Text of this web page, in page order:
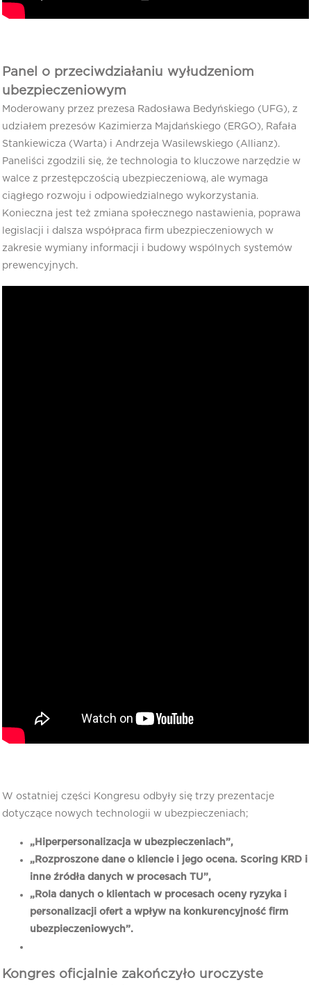
Panel o przeciwdziałaniu wyłudzeniom
ubezpieczeniowym
Moderowany przez prezesa Radosława Bedyńskiego (UFG), z
udziałem prezesów Kazimierza Majdańskiego (ERGO), Rafała
Stankiewicza (Warta) i Andrzeja Wasilewskiego (Allianz).
Paneliści zgodzili się, że technologia to kluczowe narzędzie w
walce z przestępczością ubezpieczeniową, ale wymaga
ciągłego rozwoju i odpowiedzialnego wykorzystania.
Konieczna jest też zmiana społecznego nastawienia, poprawa
legislacji i dalsza współpraca firm ubezpieczeniowych w
zakresie wymiany informacji i budowy wspólnych systemów
prewencyjnych.
W ostatniej części Kongresu odbyły się trzy prezentacje
dotyczące nowych technologii w ubezpieczeniach;
„Hiperpersonalizacja w ubezpieczeniach”,
„Rozproszone dane o kliencie i jego ocena. Scoring KRD i
inne źródła danych w procesach TU”,
„Rola danych o klientach w procesach oceny ryzyka i
personalizacji ofert a wpływ na konkurencyjność firm
ubezpieczeniowych”.
Kongres oficjalnie zakończyło uroczyste